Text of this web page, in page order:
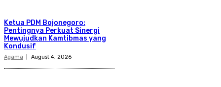
Ketua PDM Bojonegoro:
Pentingnya Perkuat Sinergi
Mewujudkan Kamtibmas yang
Kondusif
Agama August 4, 2026